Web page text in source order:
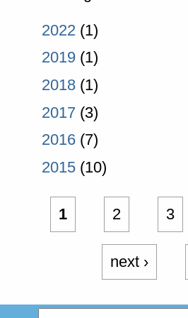
2022 (1)
2019(1)
2018(1)
2017(3)
2016(7)
2015(10)
1 2 3
next ›